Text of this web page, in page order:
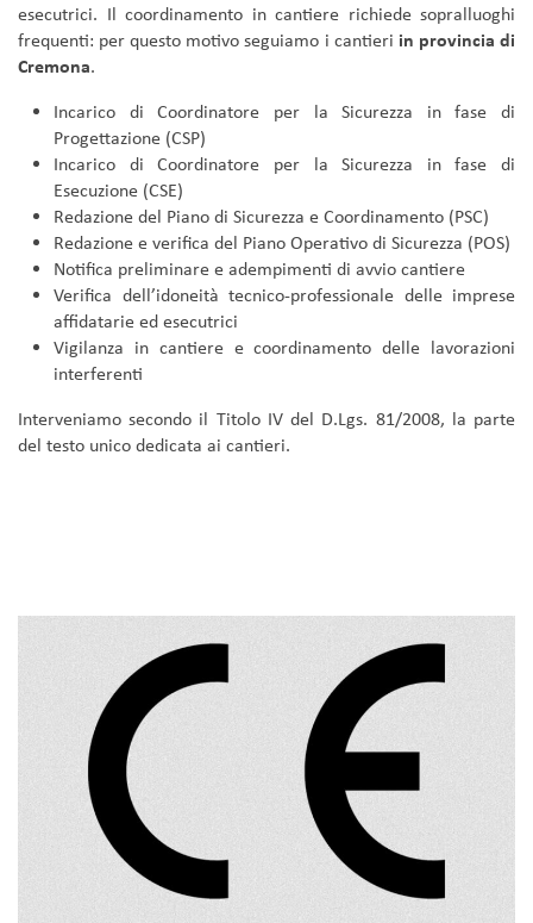
esecutrici. Il coordinamento in cantiere richiede sopralluoghi
frequenti: per questo motivo seguiamo i cantieri in provincia di
Cremona.
Incarico di Coordinatore per la Sicurezza in fase di
Progettazione (CSP)
Incarico di Coordinatore per la Sicurezza in fase di
Esecuzione (CSE)
Redazione del Piano di Sicurezza e Coordinamento (PSC)
Redazione e verifica del Piano Operativo di Sicurezza (POS)
Notifica preliminare e adempimenti di avvio cantiere
Verifica dell’idoneità tecnico-professionale delle imprese
affidatarie ed esecutrici
Vigilanza in cantiere e coordinamento delle lavorazioni
interferenti
Interveniamo secondo il Titolo IV del D.Lgs. 81/2008, la parte
del testo unico dedicata ai cantieri.